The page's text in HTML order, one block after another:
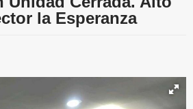
la Esperanza